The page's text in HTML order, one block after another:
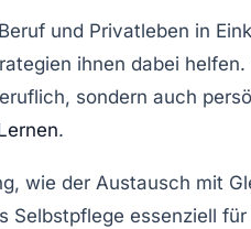
Beruf und Privatleben in
ihnen dabei
sondern auch
.
wie der Austausch mit
Selbstpflege essenziell